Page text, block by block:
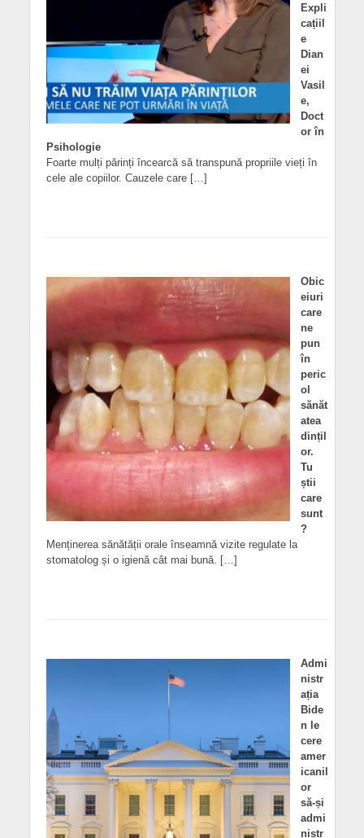
Expli
cațiil
e
Dian
ei
Vasil
e,
Doct
or în
Psihologie
Foarte mulți părinți încearcă să transpună propriile vieți în
cele ale copiilor. Cauzele care […]
Obic
eiuri
care
ne
pun
în
peric
ol
sănăt
atea
dințil
or.
Tu
știi
care
sunt
?
Menținerea sănătății orale înseamnă vizite regulate la
stomatolog și o igienă cât mai bună. […]
Admi
nistr
ația
Bide
n le
cere
amer
icanil
or
să-și
admi
nistr